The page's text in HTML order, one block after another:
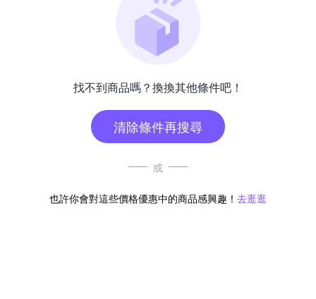
找不到商品嗎？換換其他條件吧！
清除條件再搜尋
或
也許你會對這些價格優惠中的商品感興趣！ 去逛逛